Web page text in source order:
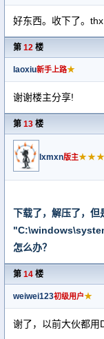
好东西。收下了。thx
第 12 楼
laoxiu新手上路★
谢谢楼主分享!
第 13 楼
lxmxn版主
下载了，解压了，但
怎么办？
第 14 楼
weiwei123初级用户★
谢了，以前大伙都用